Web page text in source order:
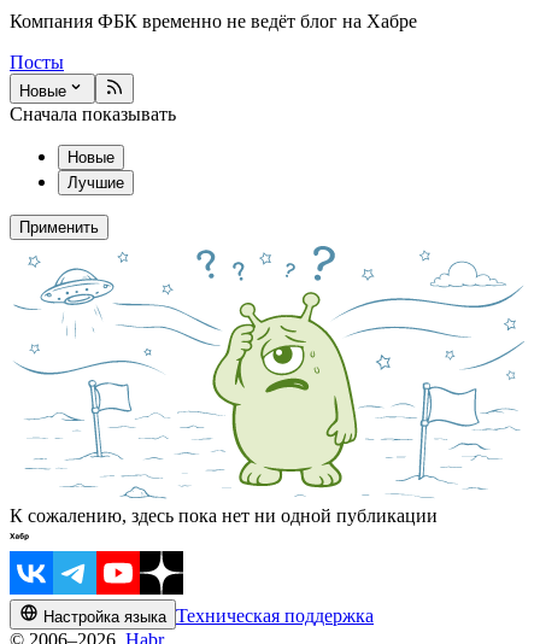
Компания ФБК временно не ведёт блог на Хабре
Посты
Новые
Сначала показывать
Новые
Лучшие
Применить
К сожалению, здесь пока нет ни одной публикации
Настройка языка Техническая поддержка
© 2006–2026, Habr